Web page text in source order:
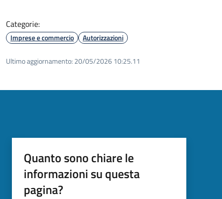
Categorie:
Imprese e commercio Autorizzazioni
Ultimo aggiornamento: 20/05/2026 10:25.11
Quanto sono chiare le
informazioni su questa
pagina?